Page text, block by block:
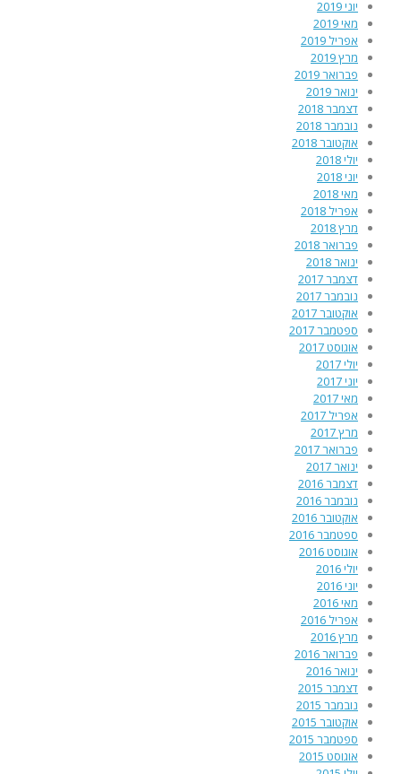
יוני 2019
מאי 2019
אפריל 2019
מרץ 2019
פברואר 2019
ינואר 2019
דצמבר 2018
נובמבר 2018
אוקטובר 2018
יולי 2018
יוני 2018
מאי 2018
אפריל 2018
מרץ 2018
פברואר 2018
ינואר 2018
דצמבר 2017
נובמבר 2017
אוקטובר 2017
ספטמבר 2017
אוגוסט 2017
יולי 2017
יוני 2017
מאי 2017
אפריל 2017
מרץ 2017
פברואר 2017
ינואר 2017
דצמבר 2016
נובמבר 2016
אוקטובר 2016
ספטמבר 2016
אוגוסט 2016
יולי 2016
יוני 2016
מאי 2016
אפריל 2016
מרץ 2016
פברואר 2016
ינואר 2016
דצמבר 2015
נובמבר 2015
אוקטובר 2015
ספטמבר 2015
אוגוסט 2015